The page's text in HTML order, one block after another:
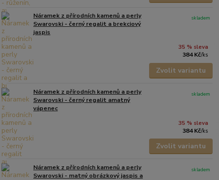
Náramek z přírodních kamenů a perly
Swarovski - černý regalit a brekciový
jaspis
35 % sleva
384 Kč/ks
skladem
Zvolit variantu
Náramek z přírodních kamenů a perly
Swarovski - černý regalit amatný
vápenec
35 % sleva
384 Kč/ks
skladem
Zvolit variantu
Náramek z přírodních kamenů a perly
Swarovski - matný obrázkový jaspis a
skladem